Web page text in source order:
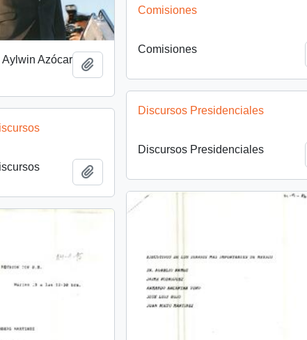
Azócar
Comisiones
Comisiones
Discursos Presidenciales
Discursos Presidenciales